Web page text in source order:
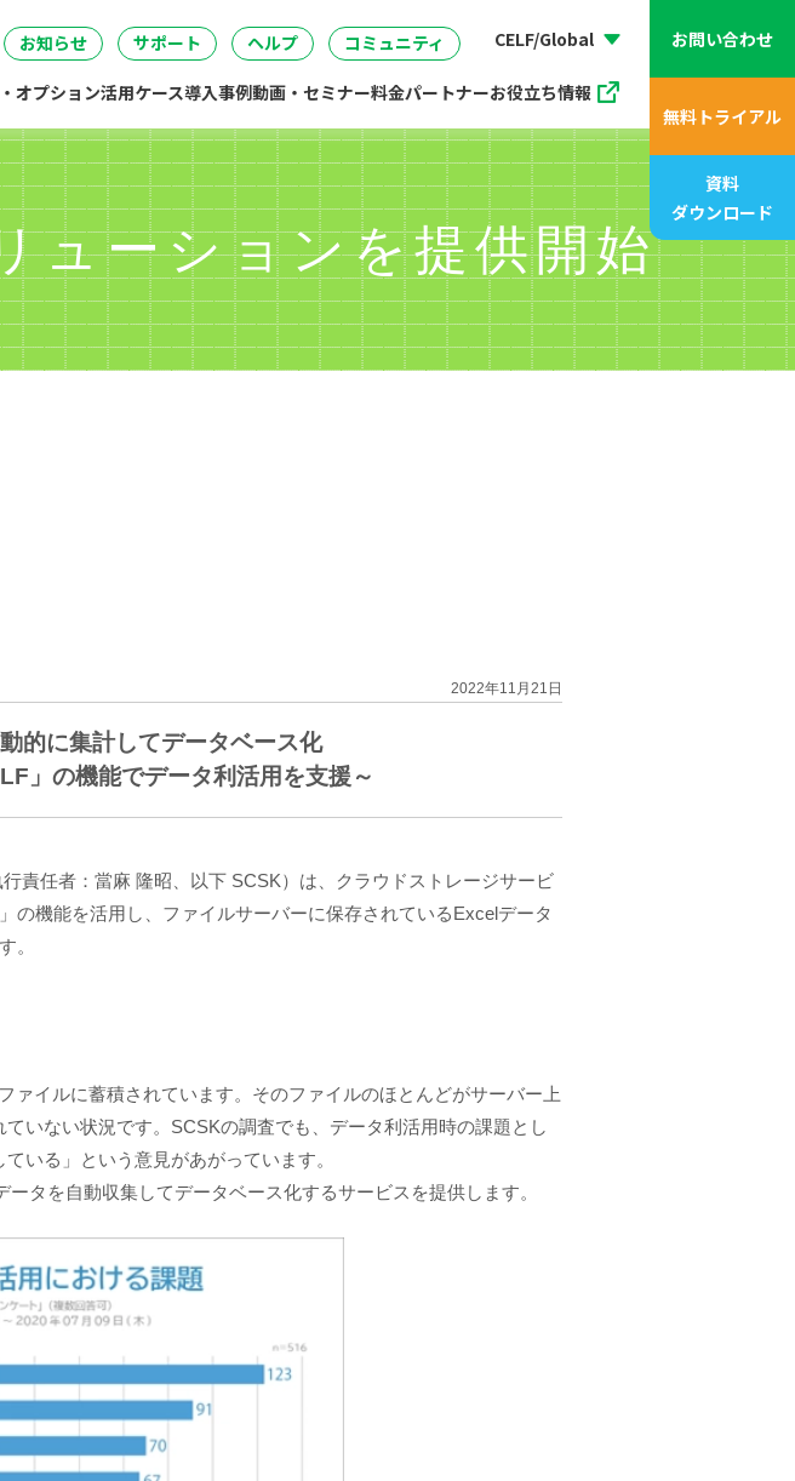
お知らせ サポート ヘルプ コミュニティ CELF/Global
オプション活用ケース
05開発・製造 06 経営管理 07企画・マーケティング
導入事例動画・セミナー
無料IT講座
料金パートナー
販売支援プログラム
お役立ち情報
お問い合わせ
無料トライアル
資料
ダウンロード
ューションを提供開始
2022年11月21日
的に集計してデータベース化
」の機能でデータ利活用を支援～
任者：當麻 隆昭、以下 SCSK）は、クラウドストレージサービ
の機能を活用し、ファイルサーバーに保存されているExcelデータ
。
イルに蓄積されています。そのファイルのほとんどがサーバー上
いない状況です。SCSKの調査でも、データ利活用時の課題とし
いる」という意見があがっています。
タを自動収集してデータベース化するサービスを提供します。